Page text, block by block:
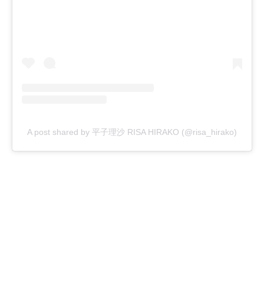
A post shared by 平子理沙 RISA HIRAKO (@risa_hirako)